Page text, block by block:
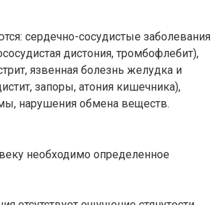
сердечно-сосудистые заболевания
дистония, тромбофлебит),
язвенная болезнь желудка и
запоры, атония кишечника),
нарушения обмена веществ.
необходимо определенное